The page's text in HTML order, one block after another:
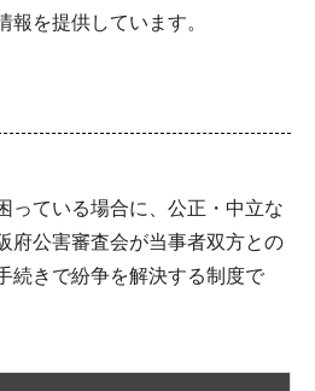
報を提供しています。
っている場合に、公正・中立な
府公害審査会が当事者双方との
続きで紛争を解決する制度で